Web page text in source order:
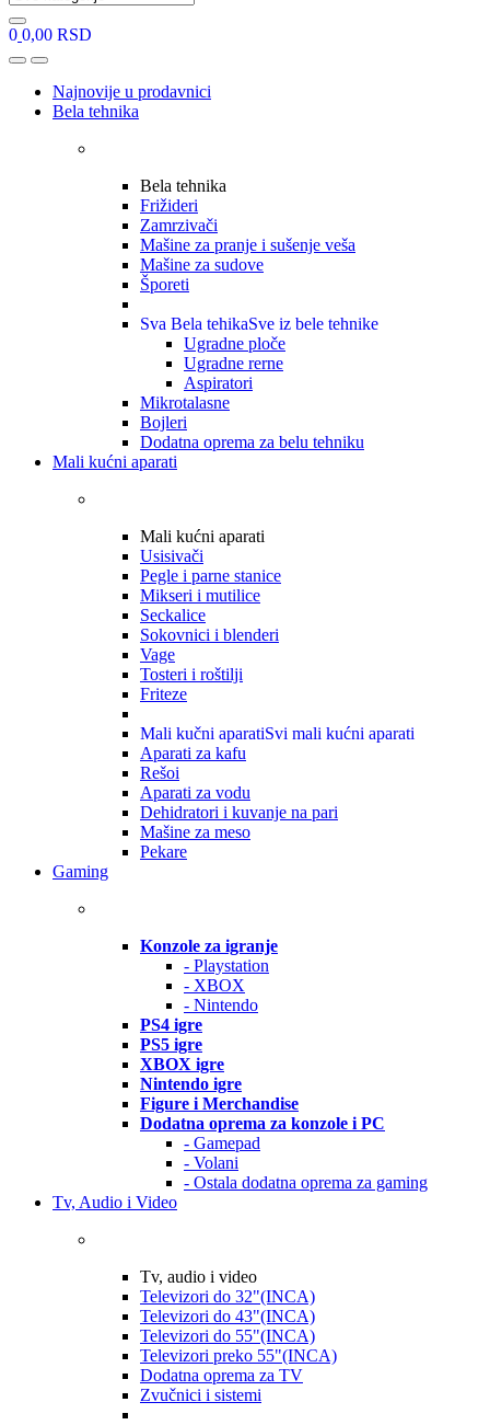
0 0,00 RSD
OpenClose
Najnovije u prodavnici
Bela tehnika
Bela tehnika
Frižideri
Zamrzivači
Mašine za pranje i sušenje veša
Mašine za sudove
Šporeti
Sva Bela tehikaSve iz bele tehnike
Ugradne ploče
Ugradne rerne
Aspiratori
Mikrotalasne
Bojleri
Dodatna oprema za belu tehniku
Mali kućni aparati
Mali kućni aparati
Usisivači
Pegle i parne stanice
Mikseri i mutilice
Seckalice
Sokovnici i blenderi
Vage
Tosteri i roštilji
Friteze
Mali kučni aparatiSvi mali kućni aparati
Aparati za kafu
Rešoi
Aparati za vodu
Dehidratori i kuvanje na pari
Mašine za meso
Pekare
Gaming
Konzole za igranje
- Playstation
- XBOX
- Nintendo
PS4 igre
PS5 igre
XBOX igre
Nintendo igre
Figure i Merchandise
Dodatna oprema za konzole i PC
- Gamepad
- Volani
- Ostala dodatna oprema za gaming
Tv, Audio i Video
Tv, audio i video
Televizori do 32"(INCA)
Televizori do 43"(INCA)
Televizori do 55"(INCA)
Televizori preko 55"(INCA)
Dodatna oprema za TV
Zvučnici i sistemi